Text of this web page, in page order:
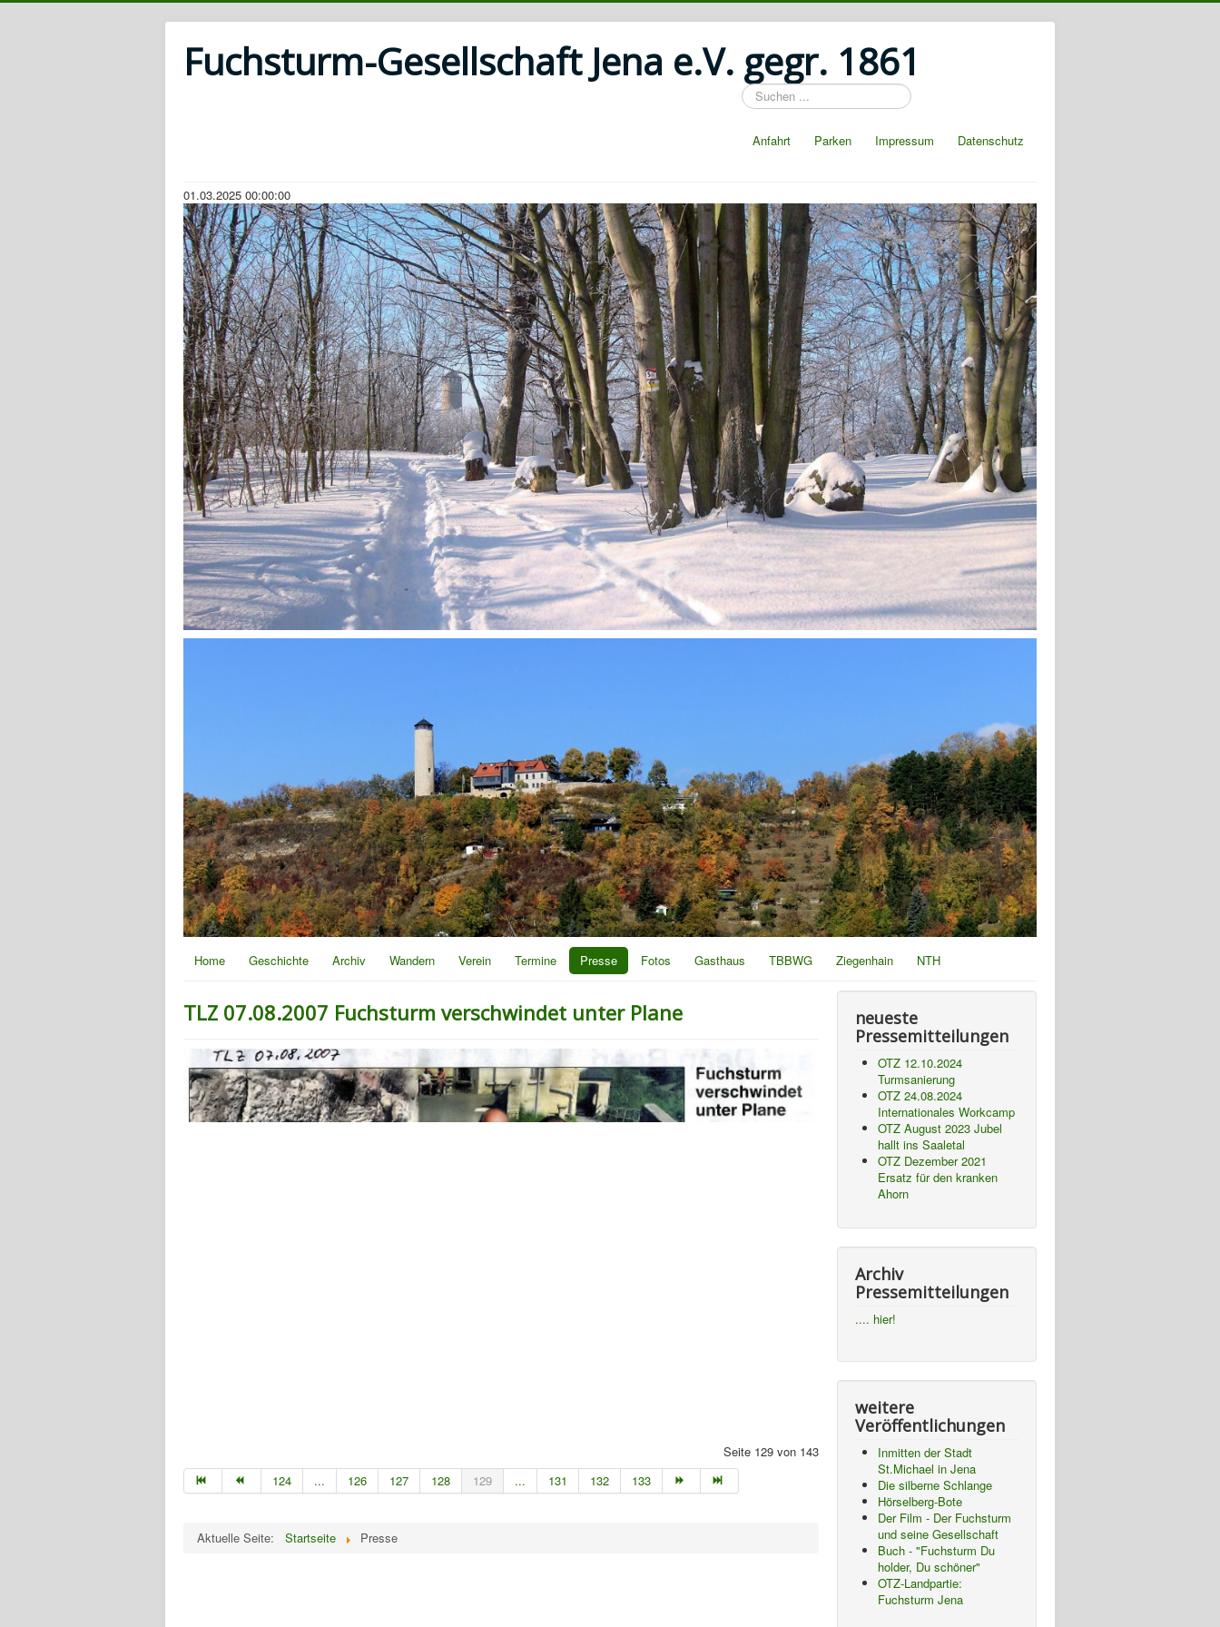
Fuchsturm-Gesellschaft Jena e.V. gegr. 1861
Suchen
...
Anfahrt
Parken Impressum Datenschutz
01.03.2025 00:00:00
Home Geschichte Archiv Wandern Verein Termine Presse Fotos Gasthaus TBBWG Ziegenhain NTH
TLZ 07.08.2007 Fuchsturm verschwindet unter Plane
Seite 129 von 143
124
... 126 127 128 129 ... 131 132 133
Aktuelle Seite: Startseite Presse
neueste
Pressemitteilungen
OTZ 12.10.2024
Turmsanierung
OTZ 24.08.2024
Internationales Workcamp
OTZ August 2023 Jubel
hallt ins Saaletal
OTZ Dezember 2021
Ersatz für den kranken
Ahorn
Archiv
Pressemitteilungen
.... hier!
weitere
Veröffentlichungen
Inmitten der Stadt
St.Michael in Jena
Die silberne Schlange
Hörselberg-Bote
Der Film - Der Fuchsturm
und seine Gesellschaft
Buch - "Fuchsturm Du
holder, Du schöner"
OTZ-Landpartie:
Fuchsturm Jena